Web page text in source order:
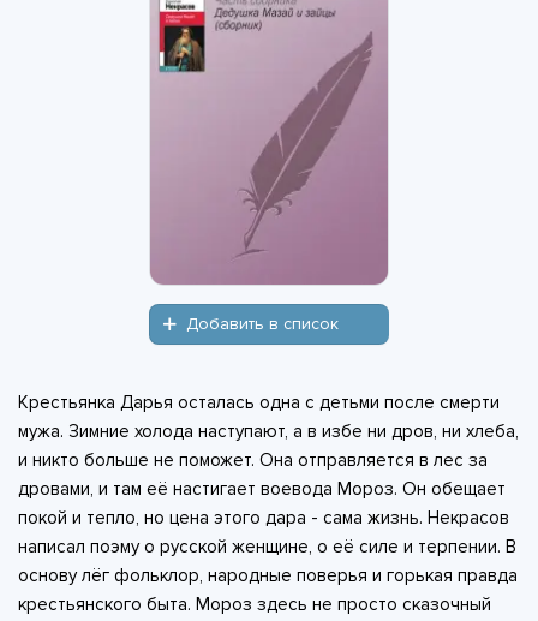
Добавить в список
Крестьянка Дарья осталась одна с детьми после смерти
мужа. Зимние холода наступают, а в избе ни дров, ни хлеба,
и никто больше не поможет. Она отправляется в лес за
дровами, и там её настигает воевода Мороз. Он обещает
покой и тепло, но цена этого дара - сама жизнь. Некрасов
написал поэму о русской женщине, о её силе и терпении. В
основу лёг фольклор, народные поверья и горькая правда
крестьянского быта. Мороз здесь не просто сказочный